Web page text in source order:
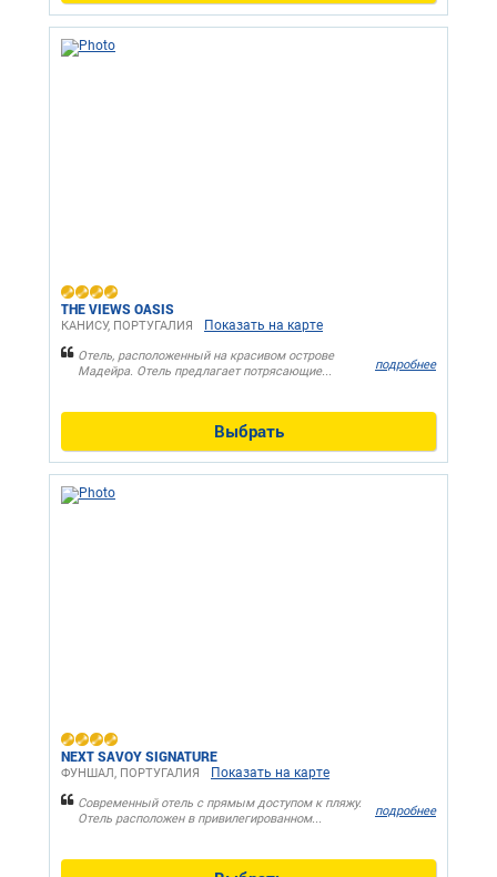
THE VIEWS OASIS
КАНИСУ, ПОРТУГАЛИЯ Показать на карте
Отель, расположенный на красивом острове
Мадейра. Отель предлагает потрясающие...
подробнее
Выбрать
NEXT SAVOY SIGNATURE
ФУНШАЛ, ПОРТУГАЛИЯ Показать на карте
Современный отель с прямым доступом к пляжу.
Отель расположен в привилегированном...
подробнее